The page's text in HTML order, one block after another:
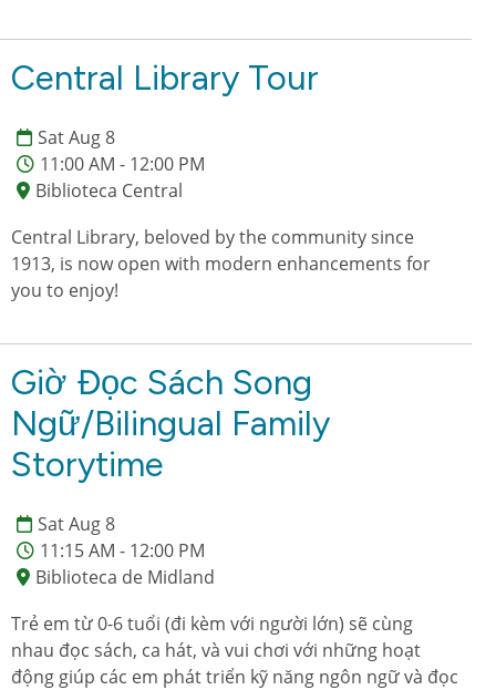
Central Library Tour
Sat Aug 8
11:00 AM - 12:00 PM
Biblioteca Central
Central Library, beloved by the community since
1913, is now open with modern enhancements for
you to enjoy!
Giờ Đọc Sách Song
Ngữ/Bilingual Family
Storytime
Sat Aug 8
11:15 AM - 12:00 PM
Biblioteca de Midland
Trẻ em từ 0-6 tuổi (đi kèm với người lớn) sẽ cùng
nhau đọc sách, ca hát, và vui chơi với những hoạt
động giúp các em phát triển kỹ năng ngôn ngữ và đọc